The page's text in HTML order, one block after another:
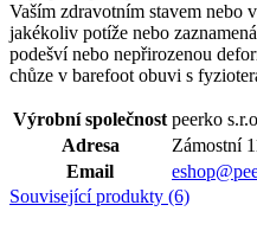
Vaším zdravotním stavem nebo
jakékoliv potíže nebo
podešví nebo nepřirozenou
chůze v barefoot obuvi s
Výrobní společnost peerko
Adresa
Zámostní
Email
Související produkty (6)